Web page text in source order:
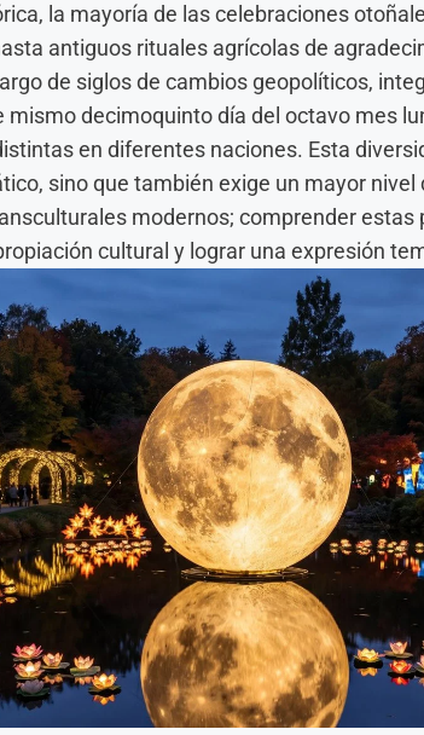
la mayoría de las celebraciones
antiguos rituales agrícolas de
de siglos de cambios geopolíticos,
decimoquinto día del octavo mes
en diferentes naciones. Esta
sino que también exige un mayor nivel
modernos; comprender estas
cultural y lograr una expresión